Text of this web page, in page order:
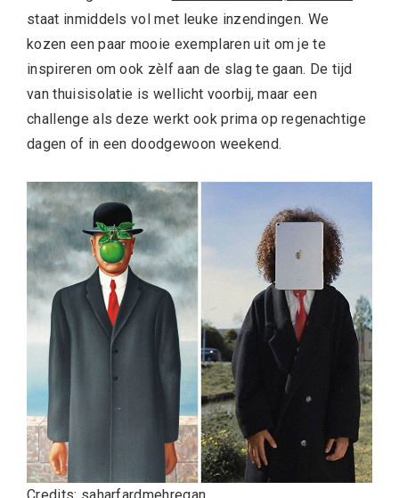
staat inmiddels vol met leuke inzendingen. We
kozen een paar mooie exemplaren uit om je te
inspireren om ook zèlf aan de slag te gaan. De tijd
van thuisisolatie is wellicht voorbij, maar een
challenge als deze werkt ook prima op regenachtige
dagen of in een doodgewoon weekend.